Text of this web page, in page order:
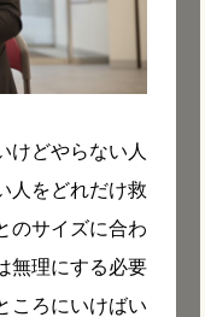
けどやらない人
人をどれだけ救
のサイズに合わ
無理にする必要
ころにいけばい